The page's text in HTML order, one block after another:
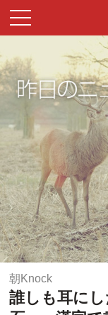
朝Knock
誰しも耳に